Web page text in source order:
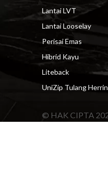
Lantai LVT
Lantai Looselay
Perisai Emas
Hibrid Kayu
Liteback
UniZip Tulang
© HAK CIPTA